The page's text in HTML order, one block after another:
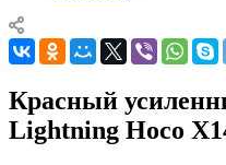
Красный
Lightning Hoco